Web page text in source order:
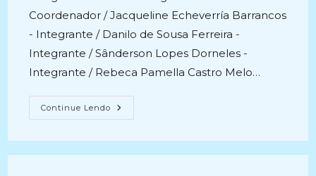
Coordenador / Jacqueline Echeverría Barrancos
- Integrante / Danilo de Sousa Ferreira -
Integrante / Sânderson Lopes Dorneles -
Integrante / Rebeca Pamella Castro Melo…
Continue Lendo DIVULGAÇÃO
DIGITAL
DA